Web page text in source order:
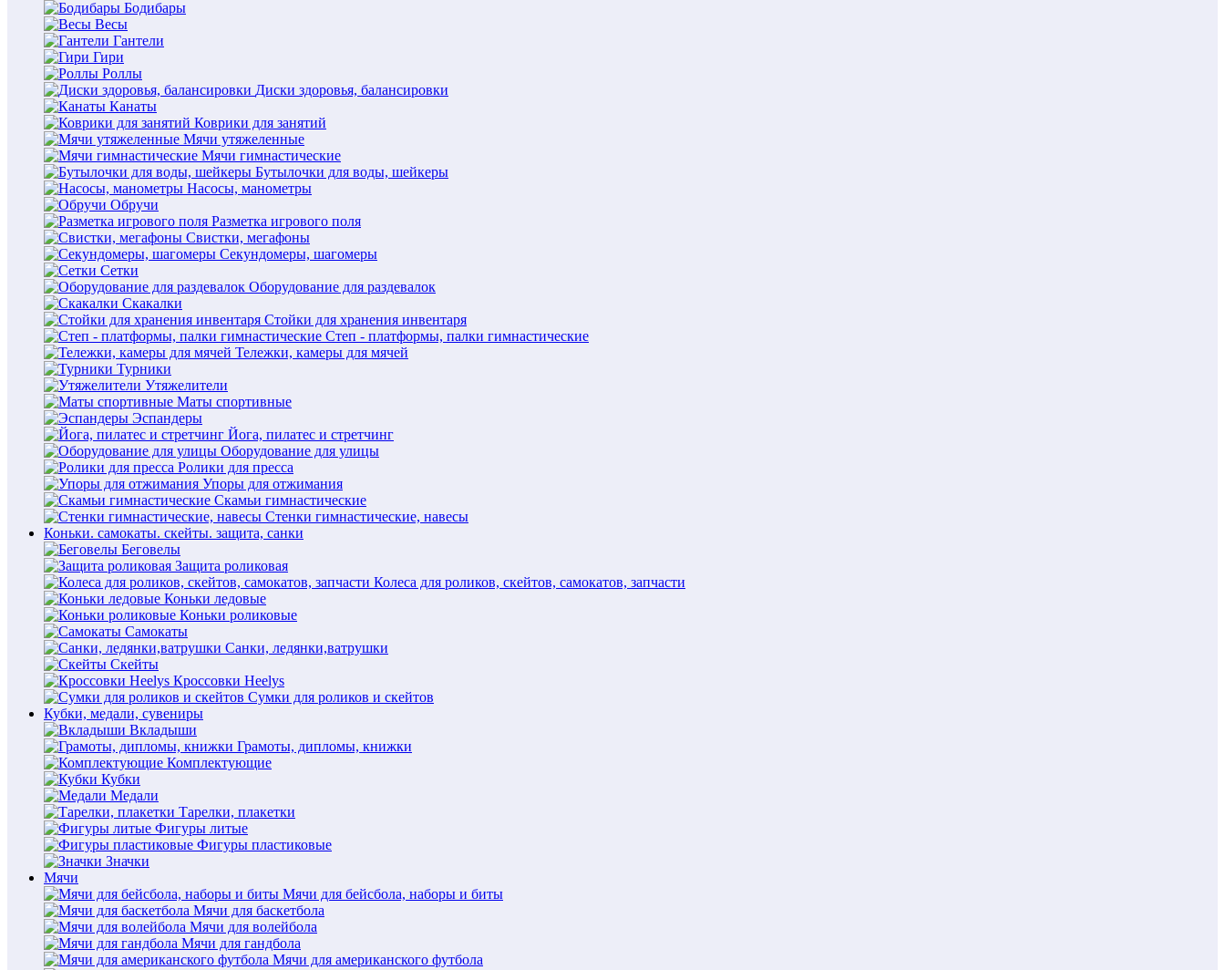
Бодибары
Весы
Гантели
Гири
Роллы
Диски здоровья, балансировки
Канаты
Коврики для занятий
Мячи утяжеленные
Мячи гимнастические
Бутылочки для воды, шейкеры
Насосы, манометры
Обручи
Разметка игрового поля
Свистки, мегафоны
Секундомеры, шагомеры
Сетки
Оборудование для раздевалок
Скакалки
Стойки для хранения инвентаря
Степ - платформы, палки гимнастические
Тележки, камеры для мячей
Турники
Утяжелители
Маты спортивные
Эспандеры
Йога, пилатес и стретчинг
Оборудование для улицы
Ролики для пресса
Упоры для отжимания
Скамьи гимнастические
Стенки гимнастические, навесы
Коньки. самокаты. скейты. защита, санки
Беговелы
Защита роликовая
Колеса для роликов, скейтов, самокатов, запчасти
Коньки ледовые
Коньки роликовые
Самокаты
Санки, ледянки,ватрушки
Скейты
Кроссовки Heelys
Сумки для роликов и скейтов
Кубки, медали, сувениры
Вкладыши
Грамоты, дипломы, книжки
Комплектующие
Кубки
Медали
Тарелки, плакетки
Фигуры литые
Фигуры пластиковые
Значки
Мячи
Мячи для бейсбола, наборы и биты
Мячи для баскетбола
Мячи для волейбола
Мячи для гандбола
Мячи для американского футбола